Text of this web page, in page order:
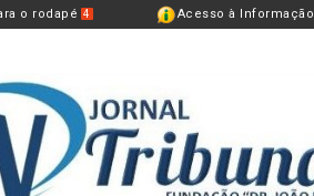
o rodapé 4 Acesso à Informação